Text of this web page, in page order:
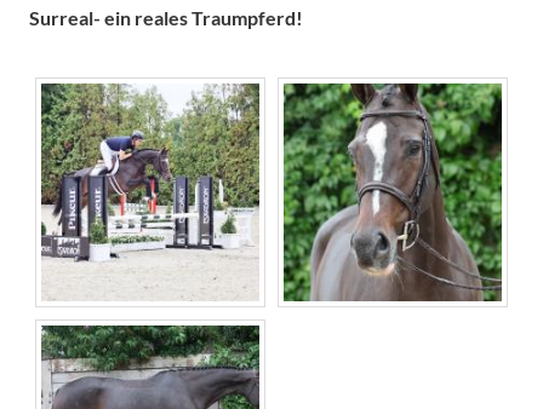
Surreal- ein reales Traumpferd!